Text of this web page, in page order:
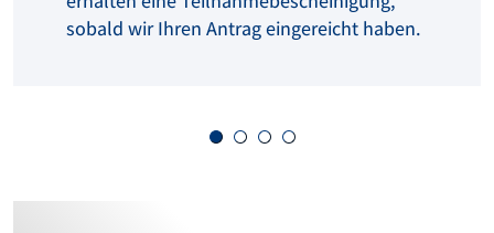
sobald wir Ihren Antrag eingereicht haben.